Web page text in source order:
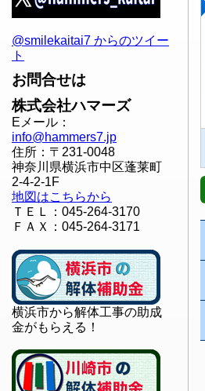
@smilekaitai7 からのツイー
ト
お問合せは
株式会社ハマーズ
Eメール：
info@hammers7.jp
住所：〒231-0048
神奈川県横浜市中区蓬莱町
2-4-2-1F
地図はこちらから
ＴＥＬ：045-264-3170
ＦＡＸ：045-264-3171
横浜市から解体工事の助成
金がもらえる！